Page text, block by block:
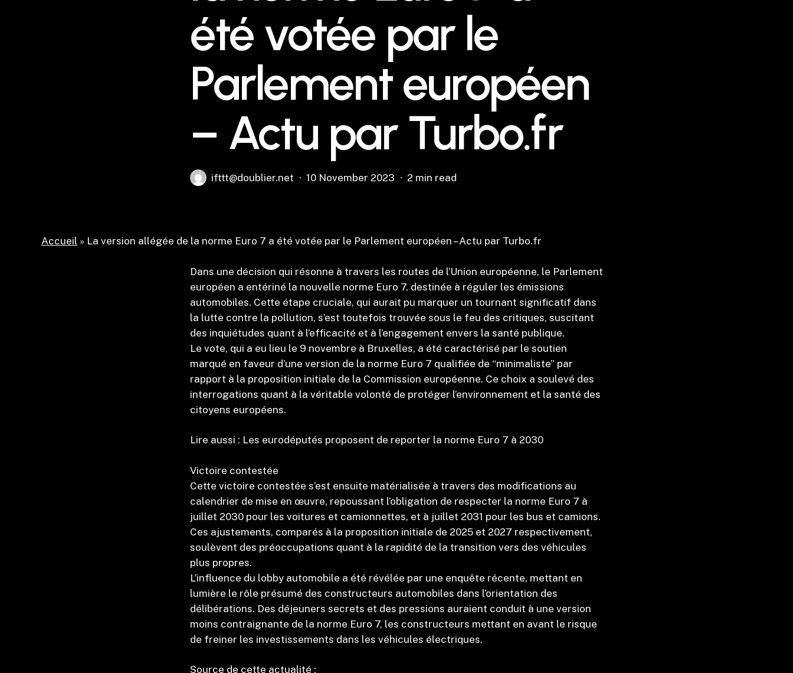
été votée par le
Parlement européen
– Actu par Turbo.fr
ifttt@doublier.net 10 November 2023 2 min read
Accueil » La version allégée de la norme Euro 7 a été votée par le Parlement européen – Actu par Turbo.fr
Dans une décision qui résonne à travers les routes de l’Union européenne, le Parlement
européen a entériné la nouvelle norme Euro 7, destinée à réguler les émissions
automobiles. Cette étape cruciale, qui aurait pu marquer un tournant significatif dans
la lutte contre la pollution, s’est toutefois trouvée sous le feu des critiques, suscitant
des inquiétudes quant à l’efficacité et à l’engagement envers la santé publique.
Le vote, qui a eu lieu le 9 novembre à Bruxelles, a été caractérisé par le soutien
marqué en faveur d’une version de la norme Euro 7 qualifiée de “minimaliste” par
rapport à la proposition initiale de la Commission européenne. Ce choix a soulevé des
interrogations quant à la véritable volonté de protéger l’environnement et la santé des
citoyens européens.
Lire aussi : Les eurodéputés proposent de reporter la norme Euro 7 à 2030
Victoire contestée
Cette victoire contestée s’est ensuite matérialisée à travers des modifications au
calendrier de mise en œuvre, repoussant l’obligation de respecter la norme Euro 7 à
juillet 2030 pour les voitures et camionnettes, et à juillet 2031 pour les bus et camions.
Ces ajustements, comparés à la proposition initiale de 2025 et 2027 respectivement,
soulèvent des préoccupations quant à la rapidité de la transition vers des véhicules
plus propres.
L’influence du lobby automobile a été révélée par une enquête récente, mettant en
lumière le rôle présumé des constructeurs automobiles dans l’orientation des
délibérations. Des déjeuners secrets et des pressions auraient conduit à une version
moins contraignante de la norme Euro 7, les constructeurs mettant en avant le risque
de freiner les investissements dans les véhicules électriques.
Source de cette actualité :